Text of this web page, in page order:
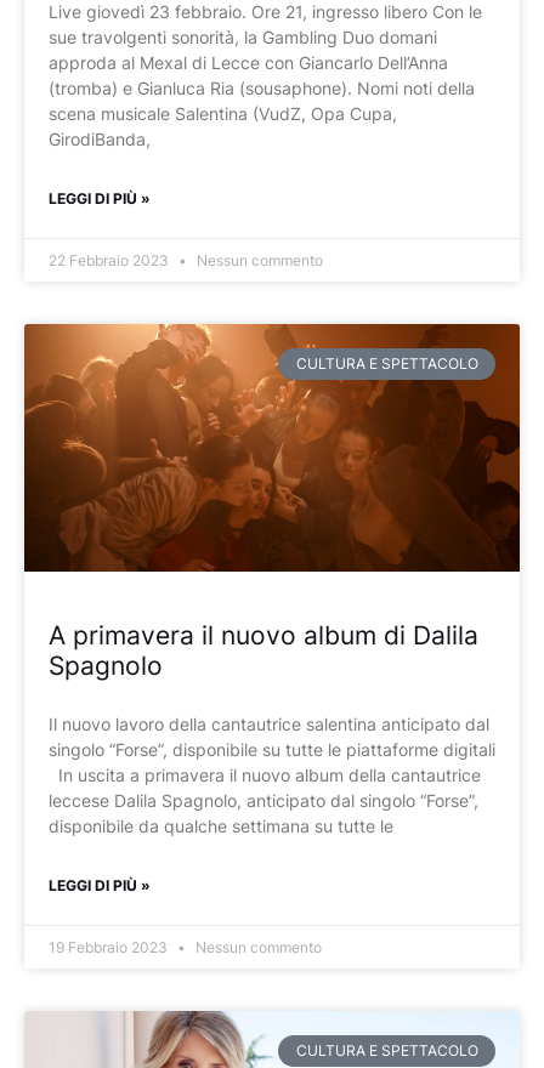
Live giovedì 23 febbraio. Ore 21, ingresso libero Con le
sue travolgenti sonorità, la Gambling Duo domani
approda al Mexal di Lecce con Giancarlo Dell’Anna
(tromba) e Gianluca Ria (sousaphone). Nomi noti della
scena musicale Salentina (VudZ, Opa Cupa,
GirodiBanda,
LEGGI DI PIÙ »
22 Febbraio 2023 Nessun commento
CULTURA E SPETTACOLO
A primavera il nuovo album di Dalila
Spagnolo
Il nuovo lavoro della cantautrice salentina anticipato dal
singolo “Forse”, disponibile su tutte le piattaforme digitali
In uscita a primavera il nuovo album della cantautrice
leccese Dalila Spagnolo, anticipato dal singolo “Forse”,
disponibile da qualche settimana su tutte le
LEGGI DI PIÙ »
19 Febbraio 2023 Nessun commento
CULTURA E SPETTACOLO